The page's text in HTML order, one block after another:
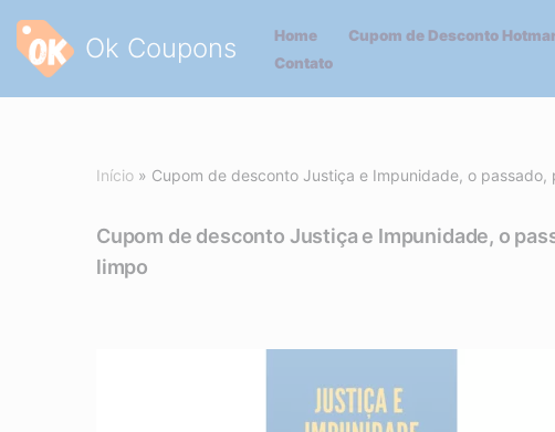
Pular
para
Ok Coupons Home Cupom de Desconto
Contato
Início » Cupom de desconto Justiça e Impunidade, o
Cupom de desconto Justiça e Impunidade, o
limpo